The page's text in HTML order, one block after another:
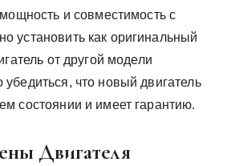
и совместимость с
установить как оригинальный
от другой модели
что новый двигатель
состоянии и имеет гарантию.
Двигателя